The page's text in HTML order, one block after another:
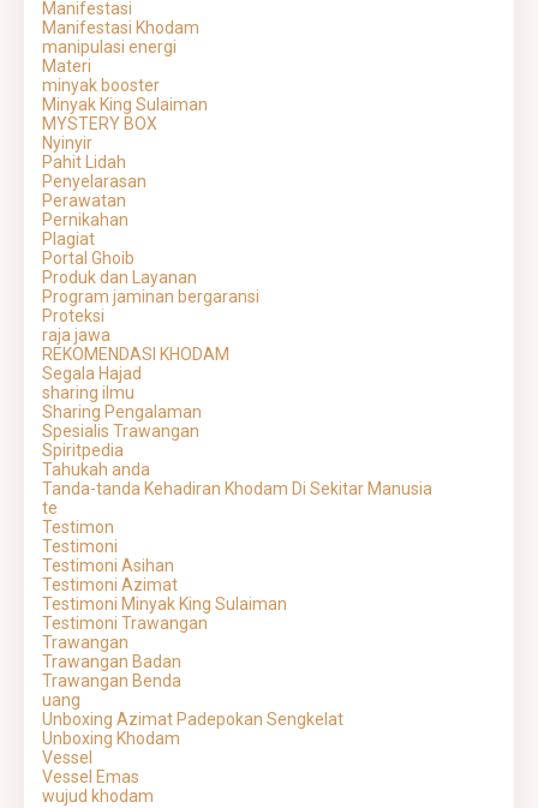
Manifestasi
Manifestasi Khodam
manipulasi energi
Materi
minyak booster
Minyak King Sulaiman
MYSTERY BOX
Nyinyir
Pahit Lidah
Penyelarasan
Perawatan
Pernikahan
Plagiat
Portal Ghoib
Produk dan Layanan
Program jaminan bergaransi
Proteksi
raja jawa
REKOMENDASI KHODAM
Segala Hajad
sharing ilmu
Sharing Pengalaman
Spesialis Trawangan
Spiritpedia
Tahukah anda
Tanda-tanda Kehadiran Khodam Di Sekitar Manusia
te
Testimon
Testimoni
Testimoni Asihan
Testimoni Azimat
Testimoni Minyak King Sulaiman
Testimoni Trawangan
Trawangan
Trawangan Badan
Trawangan Benda
uang
Unboxing Azimat Padepokan Sengkelat
Unboxing Khodam
Vessel
Vessel Emas
wujud khodam